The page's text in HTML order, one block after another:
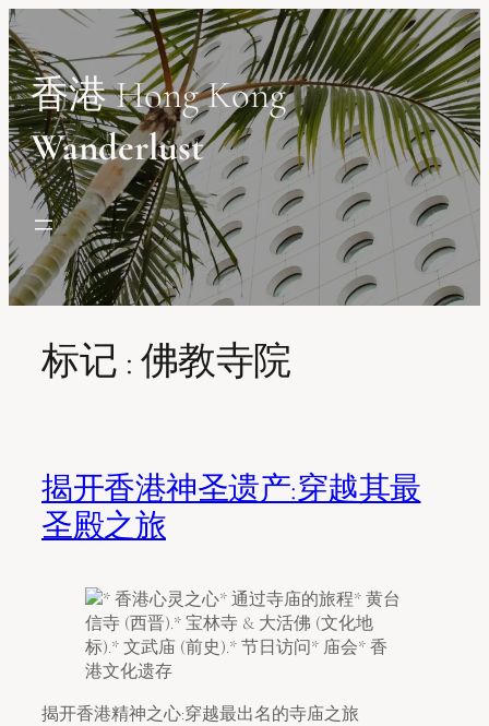
Skip
to
content
香港 Hong Kong
Wanderlust
标记 : 佛教寺院
揭开香港神圣遗产:穿越其最
圣殿之旅
揭开香港精神之心:穿越最出名的寺庙之旅